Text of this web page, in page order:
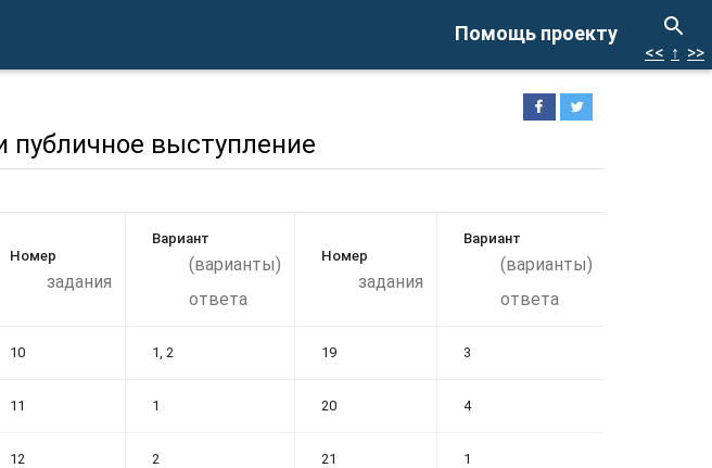
Помощь проекту
<< ↑ >>
публичное выступление
Номер
задания
Вариант
(варианты)
ответа
Номер
задания
Вариант
(варианты)
ответа
10 1, 2 19 3
11 1 20 4
12 2 21 1